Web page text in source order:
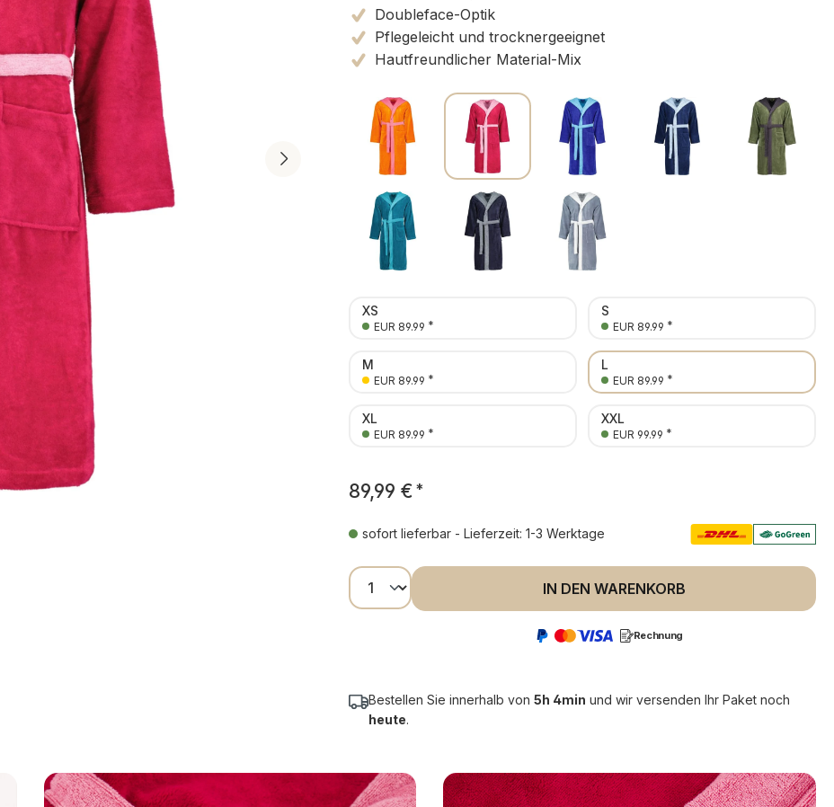
Doubleface-Optik
Pflegeleicht und trocknergeeignet
Hautfreundlicher Material-Mix
XS
EUR 89.99 *
S
EUR 89.99 *
M
EUR 89.99 *
L
EUR 89.99 *
XL
EUR 89.99 *
XXL
EUR 99.99 *
89,99 € *
sofort lieferbar - Lieferzeit: 1-3 Werktage
Produkt Anzahl: Gib den gewünschten Wert
IN DEN WARENKORB
Rechnung
Bestellen Sie innerhalb von 5h 4min und wir versenden Ihr Paket noch
heute.